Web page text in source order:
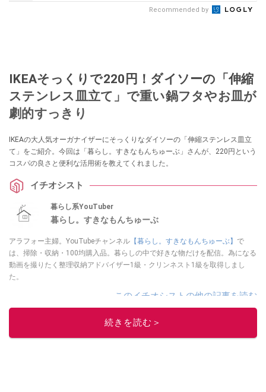
Recommended by
IKEAそっくりで220円！ダイソーの「伸縮
ステンレス皿立て」で重い鍋フタやお皿が
劇的すっきり
IKEAの大人気オーガナイザーにそっくりなダイソーの「伸縮ステンレス皿立
て」をご紹介。今回は「暮らし。すきなもんちゅーぶ」さんが、220円という
コスパの良さと便利な活用術を教えてくれました。
イチオシスト
暮らし系YouTuber
暮らし。すきなもんちゅーぶ
アラフォー主婦。YouTubeチャンネル 【暮らし。すきなもんちゅーぶ】 で
は、掃除・収納・100均購入品。暮らしの中で好きな物だけを配信。為になる
動画を撮りたく整理収納アドバイザー1級・クリンネスト1級を取得しまし
た。
このイチオシストの他の記事を読む
続きを読む＞